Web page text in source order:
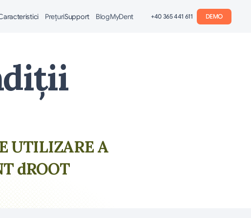
Support
Preţuri BlogMyDent +40 365 441 611 DEMO
UTILIZARE A
dROOT